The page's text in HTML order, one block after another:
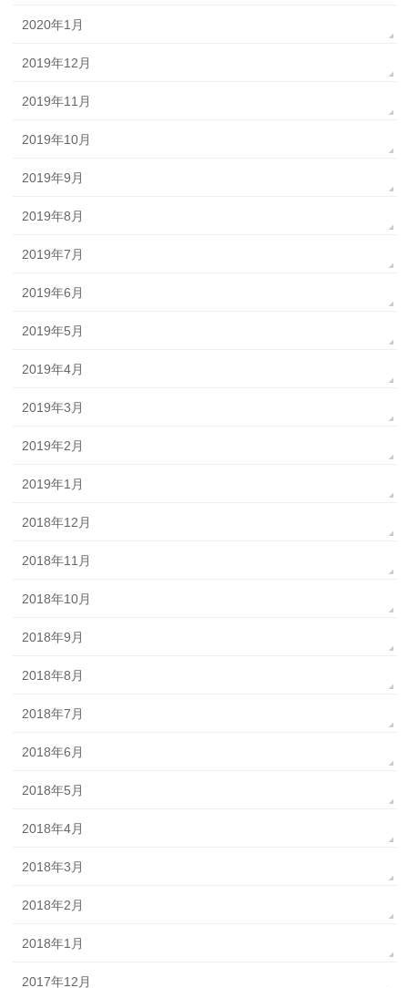
2020年1月
2019年12月
2019年11月
2019年10月
2019年9月
2019年8月
2019年7月
2019年6月
2019年5月
2019年4月
2019年3月
2019年2月
2019年1月
2018年12月
2018年11月
2018年10月
2018年9月
2018年8月
2018年7月
2018年6月
2018年5月
2018年4月
2018年3月
2018年2月
2018年1月
2017年12月